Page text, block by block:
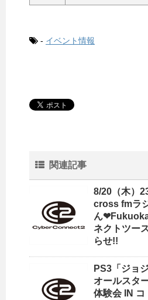
- イベント情報
関連記事
8/20（木）
cross fmラ
ん
ネクトツー
らせ!!
PS3「ジョ
オールスタ
体験会 IN コ